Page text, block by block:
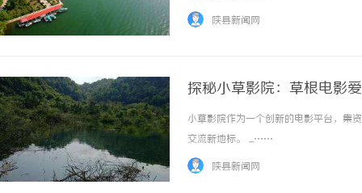
陕县新闻网
探秘小草影院：草根电影
小草影院作为一个创新的电影平台，集
交流新地标。 ...……
陕县新闻网